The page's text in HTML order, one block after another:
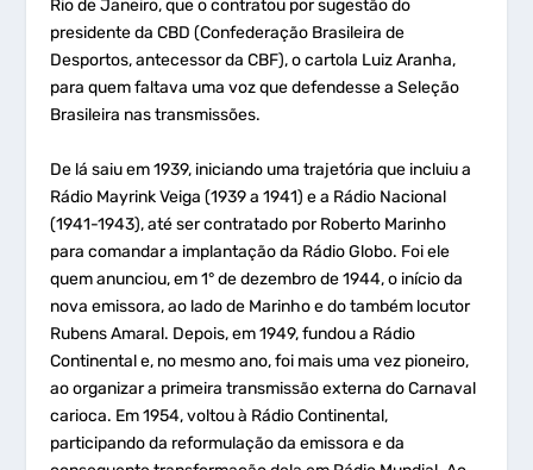
Rio de Janeiro, que o contratou por sugestão do
presidente da CBD (Confederação Brasileira de
Desportos, antecessor da CBF), o cartola Luiz Aranha,
para quem faltava uma voz que defendesse a Seleção
Brasileira nas transmissões.
De lá saiu em 1939, iniciando uma trajetória que incluiu a
Rádio Mayrink Veiga (1939 a 1941) e a Rádio Nacional
(1941-1943), até ser contratado por Roberto Marinho
para comandar a implantação da Rádio Globo. Foi ele
quem anunciou, em 1° de dezembro de 1944, o início da
nova emissora, ao lado de Marinho e do também locutor
Rubens Amaral. Depois, em 1949, fundou a Rádio
Continental e, no mesmo ano, foi mais uma vez pioneiro,
ao organizar a primeira transmissão externa do Carnaval
carioca. Em 1954, voltou à Rádio Continental,
participando da reformulação da emissora e da